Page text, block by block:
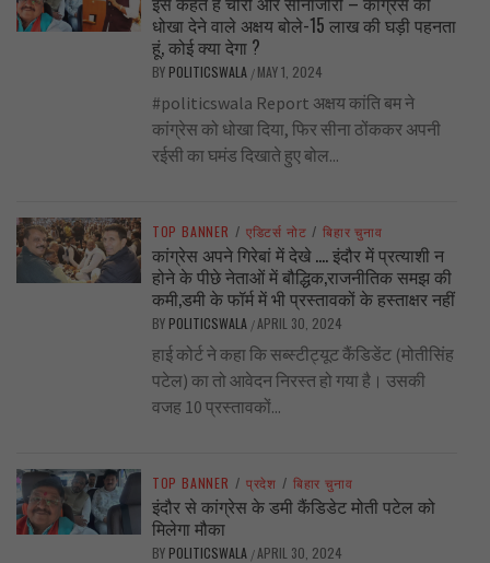
धोखा देने वाले अक्षय बोले-15 लाख की घड़ी पहनता
हूं, कोई क्या देगा ?
BY POLITICSWALA / MAY 1, 2024
#politicswala Report अक्षय कांति बम ने
कांग्रेस को धोखा दिया, फिर सीना ठोंककर अपनी
रईसी का घमंड दिखाते हुए बोल...
TOP BANNER / एडिटर्स नोट / बिहार चुनाव
कांग्रेस अपने गिरेबां में देखे …. इंदौर में प्रत्याशी न
होने के पीछे नेताओं में बौद्धिक,राजनीतिक समझ की
कमी,डमी के फॉर्म में भी प्रस्तावकों के हस्ताक्षर नहीं
BY POLITICSWALA /APRIL 30, 2024
हाई कोर्ट ने कहा कि सब्स्टीट्यूट कैंडिडेंट (मोतीसिंह
पटेल) का तो आवेदन निरस्त हो गया है। उसकी
वजह 10 प्रस्तावकों...
TOP BANNER / प्रदेश / बिहार चुनाव
इंदौर से कांग्रेस के डमी कैंडिडेट मोती पटेल को
मिलेगा मौका
BY POLITICSWALA /APRIL 30, 2024